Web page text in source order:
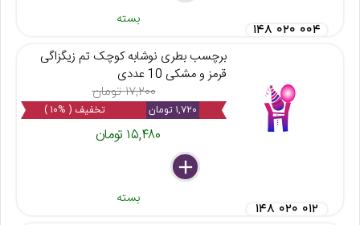
بسته
۱۴۸ ۰۲۰ ۰۰۴
برچسب بطری نوشابه کوچک تم زیگزاگی
قرمز و مشکی 10 عددی
۱۷,۲۰۰ تومان
۱,۷۲۰ تومان تخفیف ( %۱۰ )
۱۵,۴۸۰ تومان
delete
remove
add
بسته
۱۴۸ ۰۲۰ ۰۱۲